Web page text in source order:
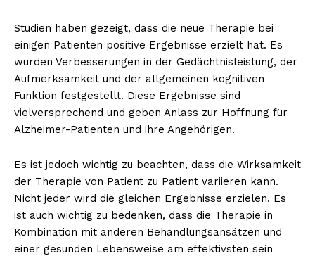
Studien haben gezeigt, dass die neue Therapie bei
einigen Patienten positive Ergebnisse erzielt hat. Es
wurden Verbesserungen in der Gedächtnisleistung, der
Aufmerksamkeit und der allgemeinen kognitiven
Funktion festgestellt. Diese Ergebnisse sind
vielversprechend und geben Anlass zur Hoffnung für
Alzheimer-Patienten und ihre Angehörigen.
Es ist jedoch wichtig zu beachten, dass die Wirksamkeit
der Therapie von Patient zu Patient variieren kann.
Nicht jeder wird die gleichen Ergebnisse erzielen. Es
ist auch wichtig zu bedenken, dass die Therapie in
Kombination mit anderen Behandlungsansätzen und
einer gesunden Lebensweise am effektivsten sein